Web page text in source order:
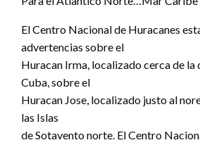
El Centro Nacional de Huracanes
advertencias sobre el
Huracan Irma, localizado cerca de la
Cuba, sobre el
Huracan Jose, localizado justo al
las Islas
de Sotavento norte. El Centro